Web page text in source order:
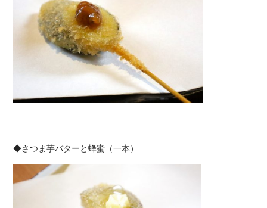
◆さつま芋バターと蜂蜜（一本）